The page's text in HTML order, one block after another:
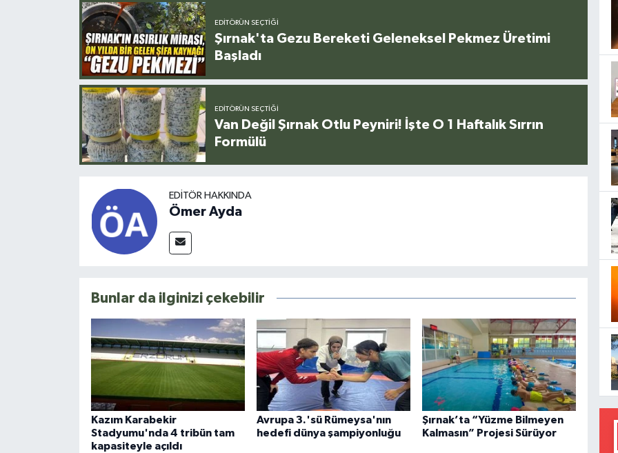
EDITÖRÜN SEÇTIĞI
Şırnak'ta Gezu Bereketi Geleneksel Pekmez Üretimi
Başladı
EDITÖRÜN SEÇTIĞI
Van Değil Şırnak Otlu Peyniri! İşte O 1 Haftalık Sırrın
Formülü
EDITÖR HAKKINDA
Ömer Ayda
Bunlar da ilginizi çekebilir
Kazım Karabekir
Stadyumu'nda 4 tribün tam
kapasiteyle açıldı
Avrupa 3.'sü Rümeysa'nın
hedefi dünya şampiyonluğu
Şırnak’ta “Yüzme Bilmeyen
Kalmasın” Projesi Sürüyor